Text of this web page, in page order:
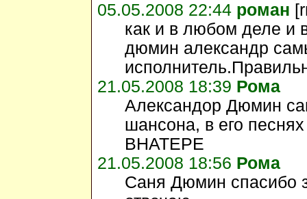
05.05.2008 22:44 роман
как и в любом деле и
дюмин александр
21.05.2008 18:39 Рома
Александор Дюмин
шансона, в его
ВНАТЕРЕ
21.05.2008 18:56 Рома
Саня Дюмин спасибо